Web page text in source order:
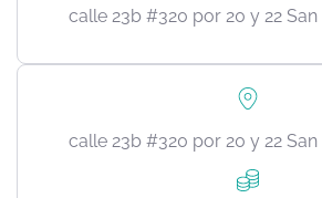
calle 23b #320 por 20 y 22
calle 23b #320 por 20 y 22